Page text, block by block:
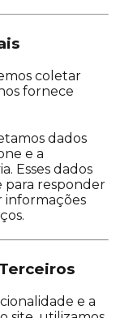
coletar
fornece
dados
e a
Esses dados
para responder
informações
e a